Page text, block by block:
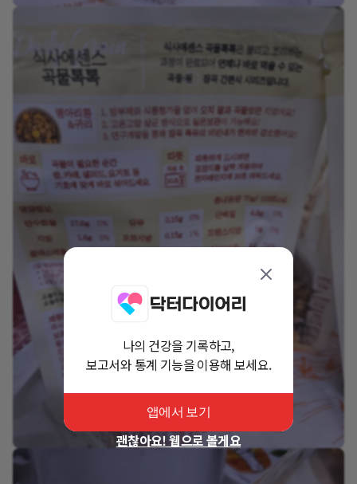
나의 건강을 기록하고,
보고서와 통계 기능을 이용해 보세요.
앱에서 보기
괜찮아요! 웹으로 볼게요